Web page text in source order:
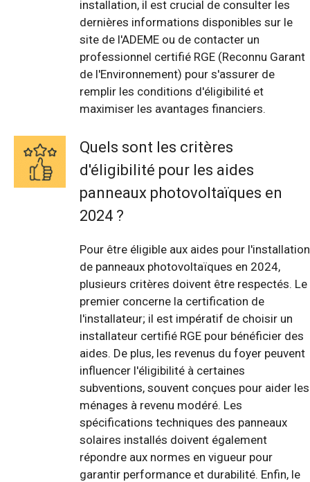
installation, il est crucial de consulter les
dernières informations disponibles sur le
site de l'ADEME ou de contacter un
professionnel certifié RGE (Reconnu Garant
de l'Environnement) pour s'assurer de
remplir les conditions d'éligibilité et
maximiser les avantages financiers.
Quels sont les critères
d'éligibilité pour les aides
panneaux photovoltaïques en
2024 ?
Pour être éligible aux aides pour l'installation
de panneaux photovoltaïques en 2024,
plusieurs critères doivent être respectés. Le
premier concerne la certification de
l'installateur; il est impératif de choisir un
installateur certifié RGE pour bénéficier des
aides. De plus, les revenus du foyer peuvent
influencer l'éligibilité à certaines
subventions, souvent conçues pour aider les
ménages à revenu modéré. Les
spécifications techniques des panneaux
solaires installés doivent également
répondre aux normes en vigueur pour
garantir performance et durabilité. Enfin, le